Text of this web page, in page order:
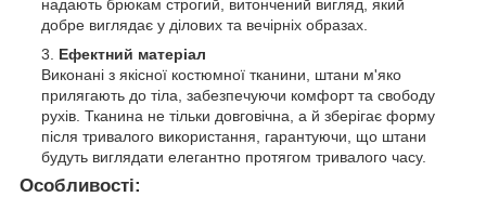
надають брюкам строгий, витончений вигляд, який
добре виглядає у ділових та вечірніх образах.
Ефектний матеріал
Виконані з якісної костюмної тканини, штани м'яко
прилягають до тіла, забезпечуючи комфорт та свободу
рухів. Тканина не тільки довговічна, а й зберігає форму
після тривалого використання, гарантуючи, що штани
будуть виглядати елегантно протягом тривалого часу.
Особливості: